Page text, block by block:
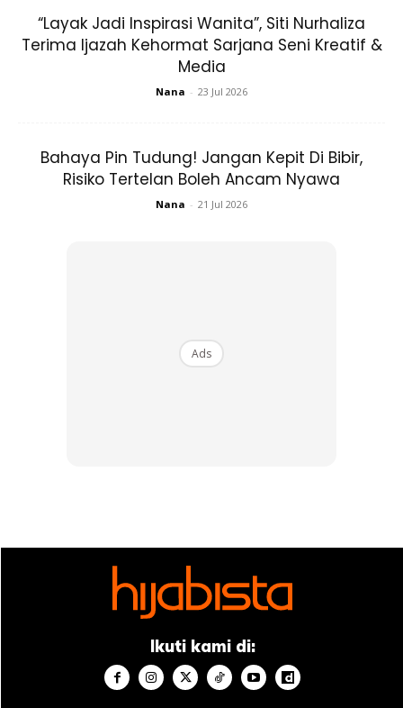
buah yang tidak mempunyai sebarang gula tambahan.
Makanan yang mempunyai bahagian bertali yang baik
untuk badan anda. Fikirkan ia seperti makan mi spageti
yang sihat yang membantu anda kekal kuat dan sihat!
“Layak Jadi Inspirasi Wanita”, Siti Nurhaliza
Terima Ijazah Kehormat Sarjana Seni Kreatif &
Media
Nana - 23 Jul 2026
Bahaya Pin Tudung! Jangan Kepit Di Bibir,
Risiko Tertelan Boleh Ancam Nyawa
Nana - 21 Jul 2026
Ads
Ikuti kami di: